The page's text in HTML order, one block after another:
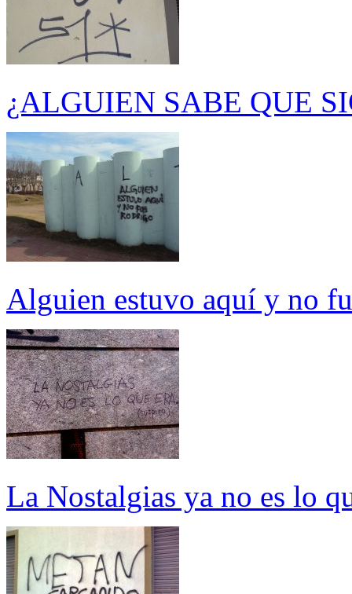
¿ALGUIEN SABE QUE
Alguien estuvo aquí y no
La Nostalgias ya no es lo